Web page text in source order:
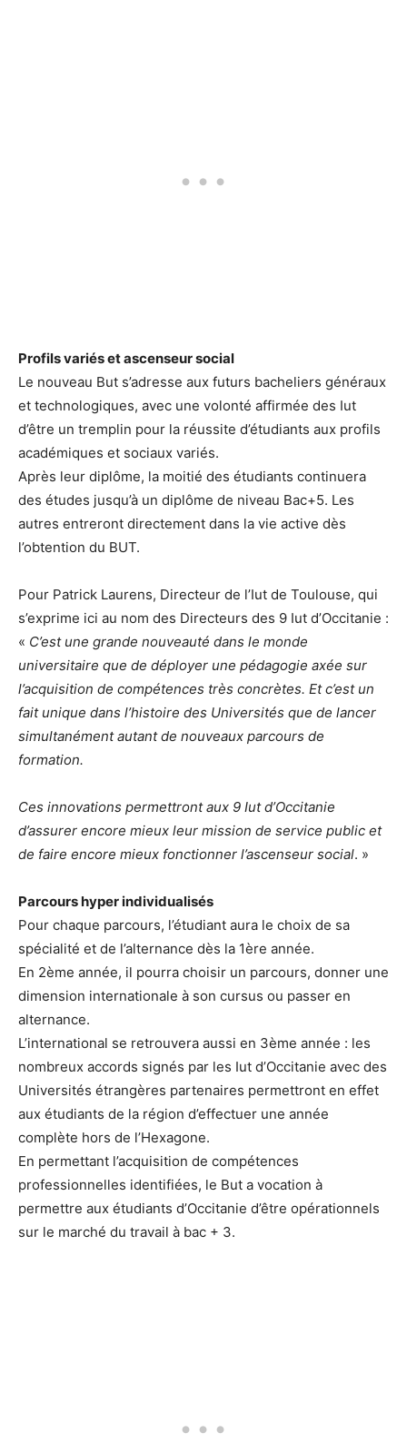
Profils variés et ascenseur social
Le nouveau But s’adresse aux futurs bacheliers généraux
et technologiques, avec une volonté affirmée des Iut
d’être un tremplin pour la réussite d’étudiants aux profils
académiques et sociaux variés.
Après leur diplôme, la moitié des étudiants continuera
des études jusqu’à un diplôme de niveau Bac+5. Les
autres entreront directement dans la vie active dès
l’obtention du BUT.
Pour Patrick Laurens, Directeur de l’Iut de Toulouse, qui
s’exprime ici au nom des Directeurs des 9 Iut d’Occitanie :
« C’est une grande nouveauté dans le monde
universitaire que de déployer une pédagogie axée sur
l’acquisition de compétences très concrètes. Et c’est un
fait unique dans l’histoire des Universités que de lancer
simultanément autant de nouveaux parcours de
formation.
Ces innovations permettront aux 9 Iut d’Occitanie
d’assurer encore mieux leur mission de service public et
de faire encore mieux fonctionner l’ascenseur social. »
Parcours hyper individualisés
Pour chaque parcours, l’étudiant aura le choix de sa
spécialité et de l’alternance dès la 1ère année.
En 2ème année, il pourra choisir un parcours, donner une
dimension internationale à son cursus ou passer en
alternance.
L’international se retrouvera aussi en 3ème année : les
nombreux accords signés par les Iut d’Occitanie avec des
Universités étrangères partenaires permettront en effet
aux étudiants de la région d’effectuer une année
complète hors de l’Hexagone.
En permettant l’acquisition de compétences
professionnelles identifiées, le But a vocation à
permettre aux étudiants d’Occitanie d’être opérationnels
sur le marché du travail à bac + 3.